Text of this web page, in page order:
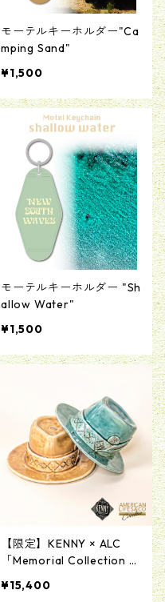
モーテルキーホルダー"Ca
mping Sand"
¥1,500
モーテルキーホルダー "Sh
allow Water"
¥1,500
【限定】KENNY × ALC
「Memorial Collection H
ay Product by KENSAKU
¥15,400